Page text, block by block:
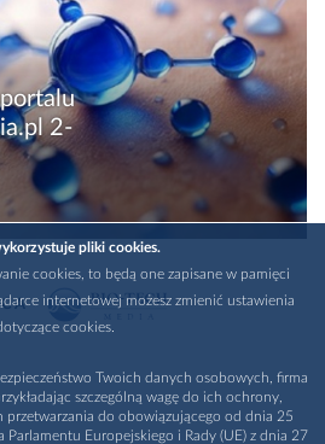
2-
pliki cookies.
cookies, to będą one zapisane w pamięci
internetowej możesz zmienić ustawienia
cookies.
Twoich danych osobowych, firma
szczególną wagę do ich ochrony,
przetwarzania do obowiązującego od dnia 25
Parlamentu Europejskiego i Rady (UE) z dnia 27